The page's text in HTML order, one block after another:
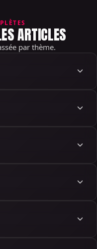
ARTICLES
par thème.